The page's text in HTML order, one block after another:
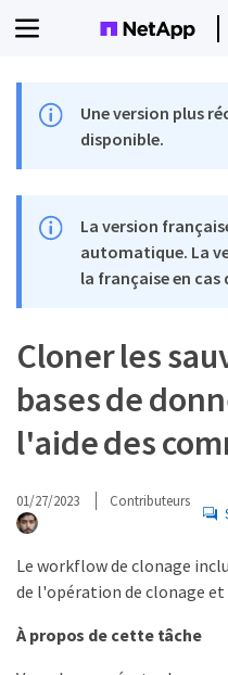
Une version plus
disponible.
La version
automatique. La
la française en cas
Cloner les
bases de
l'aide des
01/27/2023 Contributeurs
Le workflow de clonage
de l'opération de clonage
À propos de cette tâche